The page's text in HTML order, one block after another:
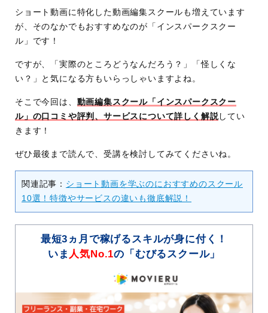
ショート動画に特化した動画編集スクールも増えています
が、そのなかでもおすすめなのが「インスパークスクー
ル」です！
ですが、「実際のところどうなんだろう？」「怪しくな
い？」と気になる方もいらっしゃいますよね。
そこで今回は、 動画編集スクール「インスパークスクー
ル」の口コミや評判、サービスについて詳しく解説 してい
きます！
ぜひ最後まで読んで、受講を検討してみてくださいね。
関連記事： ショート動画を学ぶのにおすすめのスクール
10選！特徴やサービスの違いも徹底解説！
最短3ヵ月で稼げるスキルが身に付く！
いま 人気No.1の「むびるスクール」